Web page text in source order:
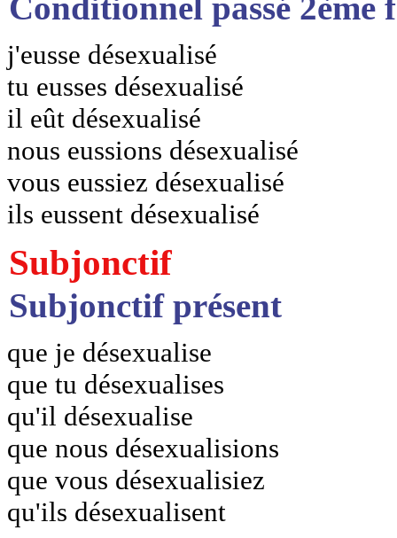
j'eusse désexualisé
tu eusses désexualisé
il eût désexualisé
nous eussions désexualisé
vous eussiez désexualisé
ils eussent désexualisé
Subjonctif
Subjonctif présent
que je désexualise
que tu désexualises
qu'il désexualise
que nous désexualisions
que vous désexualisiez
qu'ils désexualisent